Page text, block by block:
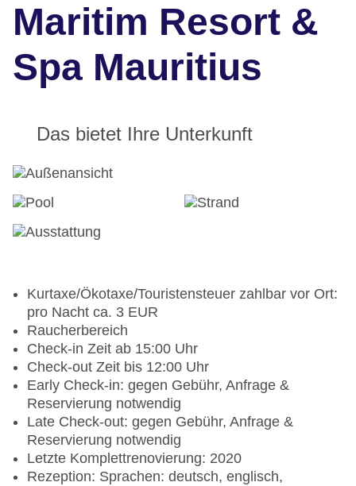
Maritim Resort &
Spa Mauritius
Das bietet Ihre Unterkunft
Kurtaxe/Ökotaxe/Touristensteuer zahlbar vor Ort:
pro Nacht ca. 3 EUR
Raucherbereich
Check-in Zeit ab 15:00 Uhr
Check-out Zeit bis 12:00 Uhr
Early Check-in: gegen Gebühr, Anfrage &
Reservierung notwendig
Late Check-out: gegen Gebühr, Anfrage &
Reservierung notwendig
Letzte Komplettrenovierung: 2020
Rezeption: Sprachen: deutsch, englisch,